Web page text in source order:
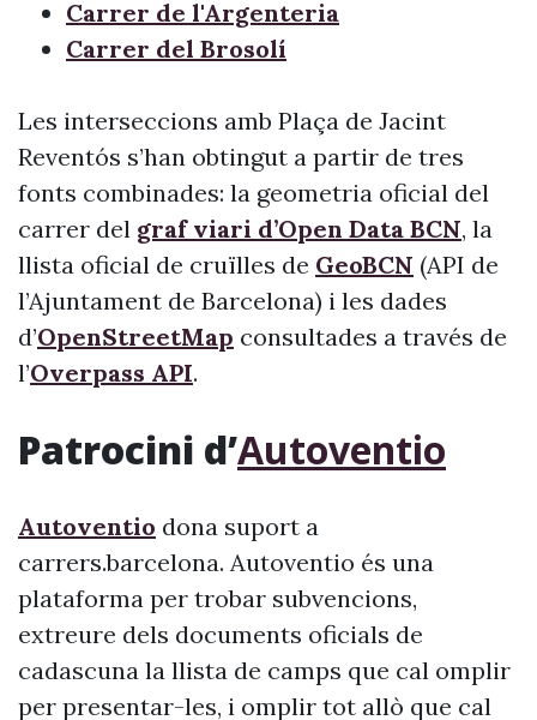
Carrer de l'Argenteria
Carrer del Brosolí
Les interseccions amb Plaça de Jacint
Reventós s’han obtingut a partir de tres
fonts combinades: la geometria oficial del
carrer del graf viari d’Open Data BCN, la
llista oficial de cruïlles de GeoBCN (API de
l’Ajuntament de Barcelona) i les dades
d’OpenStreetMap consultades a través de
l’Overpass API.
Patrocini d’Autoventio
Autoventio dona suport a
carrers.barcelona. Autoventio és una
plataforma per trobar subvencions,
extreure dels documents oficials de
cadascuna la llista de camps que cal omplir
per presentar-les, i omplir tot allò que cal